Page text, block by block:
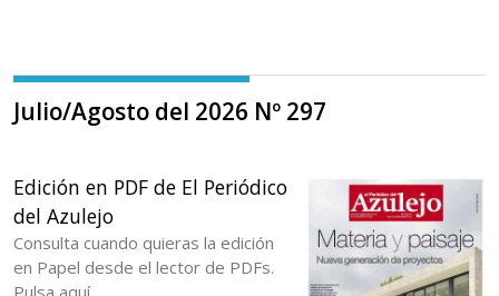
Julio/Agosto del 2026 Nº 297
Edición en PDF de El Periódico
del Azulejo
Consulta cuando quieras la edición
en Papel desde el lector de PDFs.